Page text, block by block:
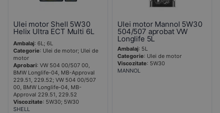
Ulei motor Shell 5W30
Helix Ultra ECT Multi 6L
Ambalaj: 6L; 6L
Categorie: Ulei de motor; Ulei de
motor
Aprobari: VW 504 00/507 00,
BMW Longlife-04, MB-Approval
229.51, 229.52; VW 504 00/507
00, BMW Longlife-04, MB-
Approval 229.51, 229.52
Viscozitate: 5W30; 5W30
SHELL
Ulei motor Mannol 5W30
504/507 aprobat VW
Longlife 5L
Ambalaj: 5L
Categorie: Ulei de motor
Viscozitate: 5W30
MANNOL